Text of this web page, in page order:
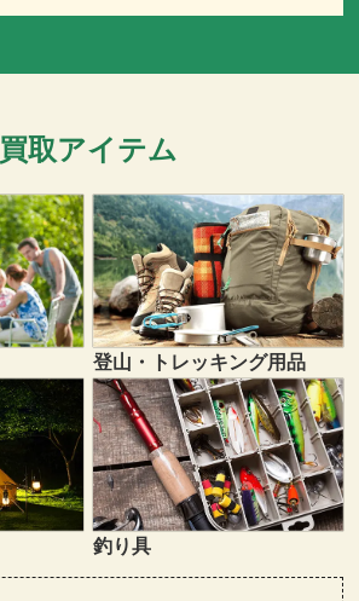
買取アイテム
登山・トレッキング用品
釣り具